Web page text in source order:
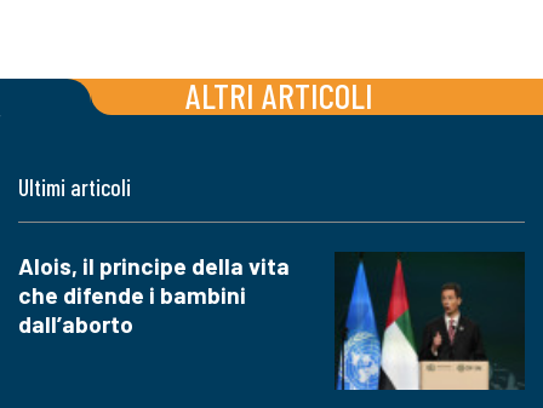
ALTRI ARTICOLI
Ultimi articoli
Alois, il principe della vita
che difende i bambini
dall’aborto